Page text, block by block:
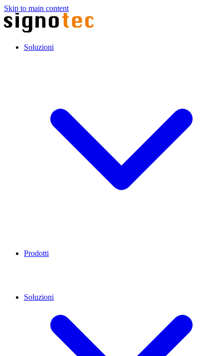
Skip to main content
Soluzioni
Prodotti
Soluzioni